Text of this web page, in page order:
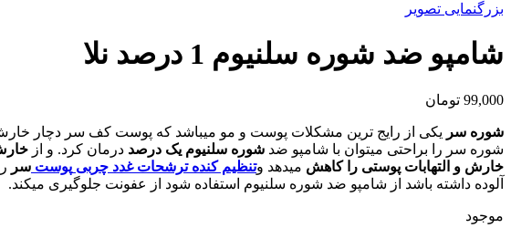
بزرگنمایی تصویر
شامپو ضد شوره سلنیوم 1 درصد نلا
99,000 تومان
شوره سر یکی از رایج ترین مشکلات پوست و مو میباشد که پوست کف سر دچار
شوره سر را براحتی میتوان با شامپو ضد شوره سلنیوم یک درصد درمان کرد. و از
خارش و التهابات پوستی را کاهش میدهد وتنظیم کنده ترشحات غدد چربی پوست سر
آلوده داشته باشد از شامپو ضد شوره سلنیوم استفاده شود از عفونت جلوگیری میکند.
موجود